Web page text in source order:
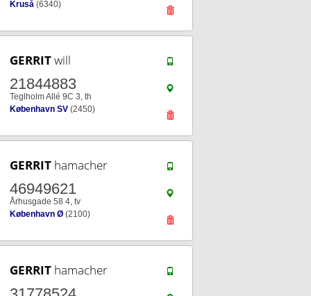
Kruså (6340)
GERRITwill
21844883
Teglholm Allé 9C 3, th
København SV (2450)
GERRIT hamacher
46949621
Århusgade 58 4, tv
København Ø (2100)
GERRIT hamacher